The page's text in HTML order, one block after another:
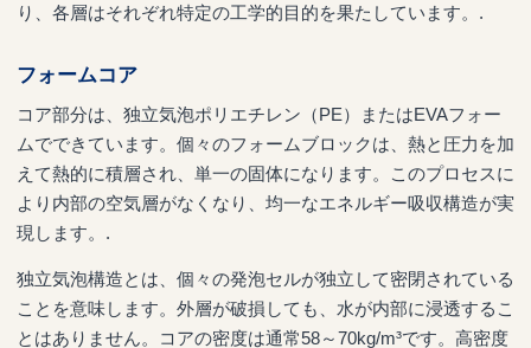
り、各層はそれぞれ特定の工学的目的を果たしています。.
フォームコア
コア部分は、独立気泡ポリエチレン（PE）またはEVAフォー
ムでできています。個々のフォームブロックは、熱と圧力を加
えて熱的に積層され、単一の固体になります。このプロセスに
より内部の空気層がなくなり、均一なエネルギー吸収構造が実
現します。.
独立気泡構造とは、個々の発泡セルが独立して密閉されている
ことを意味します。外層が破損しても、水が内部に浸透するこ
とはありません。コアの密度は通常58～70kg/m³です。高密度